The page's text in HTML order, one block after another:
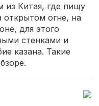
Китая, где пищу
открытом огне, на
для этого
стенками и
казана. Такие